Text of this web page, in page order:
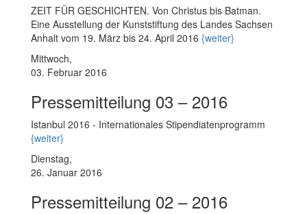
ZEIT FÜR GESCHICHTEN. Von Christus bis Batman.
Eine Ausstellung der Kunststiftung des Landes Sachsen
Anhalt vom 19. März bis 24. April 2016 {weiter}
Mittwoch,
03. Februar 2016
Pressemitteilung 03 – 2016
Istanbul 2016 - Internationales Stipendiatenprogramm
{weiter}
Dienstag,
26. Januar 2016
Pressemitteilung 02 – 2016